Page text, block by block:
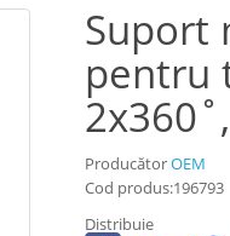
Suport
pentru
ProducătorOEM
Cod produs:196793
Distribuie